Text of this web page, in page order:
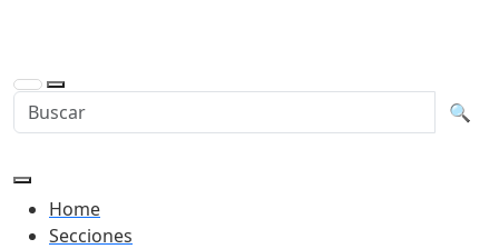
Buscar en la web 🔍
Home
Secciones